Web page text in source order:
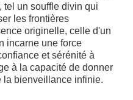
tel un souffle divin qui
les frontières
originelle, celle d'un
incarne une force
et sérénité à
à la capacité de donner
la bienveillance infinie.